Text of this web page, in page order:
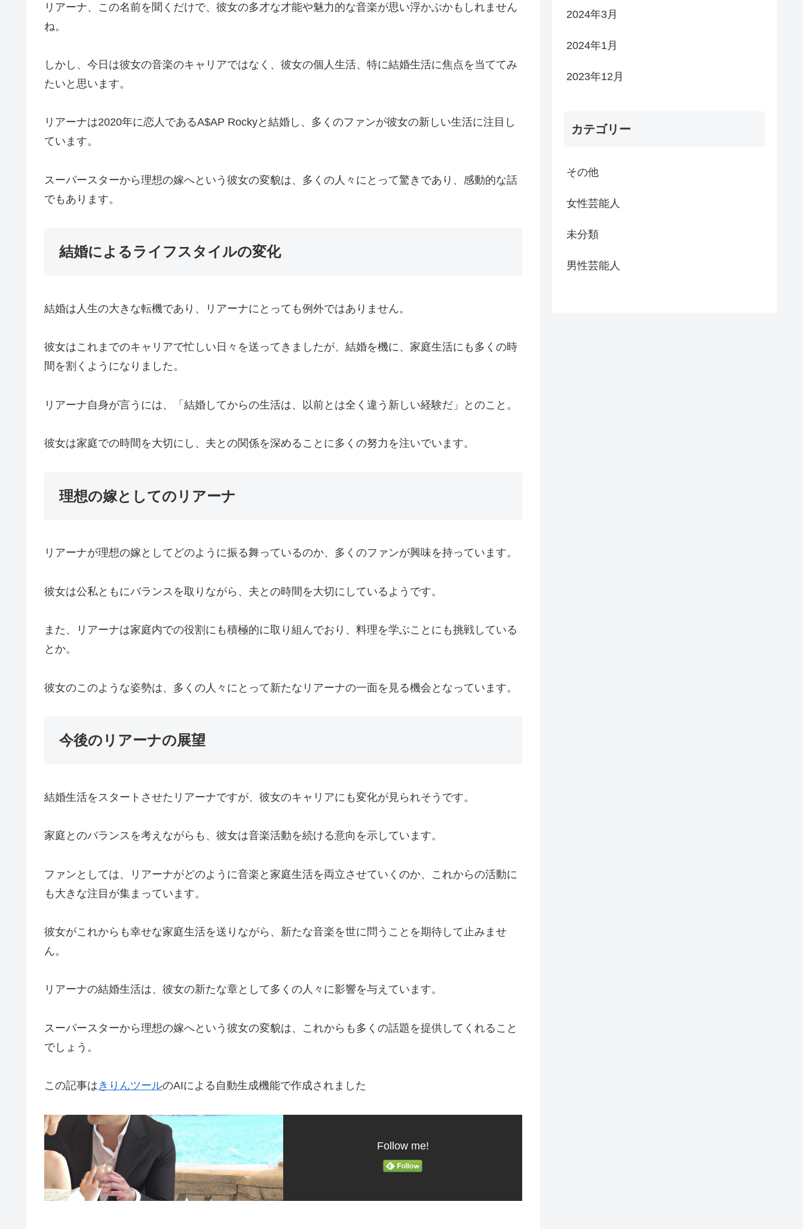
リアーナ、この名前を聞くだけで、彼女の多才な才能や魅力的な音楽が思い浮かぶかもしれません
ね。
しかし、今日は彼女の音楽のキャリアではなく、彼女の個人生活、特に結婚生活に焦点を当ててみ
たいと思います。
リアーナは2020年に恋人であるA$AP Rockyと結婚し、多くのファンが彼女の新しい生活に注目し
ています。
スーパースターから理想の嫁へという彼女の変貌は、多くの人々にとって驚きであり、感動的な話
でもあります。
結婚によるライフスタイルの変化
結婚は人生の大きな転機であり、リアーナにとっても例外ではありません。
彼女はこれまでのキャリアで忙しい日々を送ってきましたが、結婚を機に、家庭生活にも多くの時
間を割くようになりました。
リアーナ自身が言うには、「結婚してからの生活は、以前とは全く違う新しい経験だ」とのこと。
彼女は家庭での時間を大切にし、夫との関係を深めることに多くの努力を注いでいます。
理想の嫁としてのリアーナ
リアーナが理想の嫁としてどのように振る舞っているのか、多くのファンが興味を持っています。
彼女は公私ともにバランスを取りながら、夫との時間を大切にしているようです。
また、リアーナは家庭内での役割にも積極的に取り組んでおり、料理を学ぶことにも挑戦している
とか。
彼女のこのような姿勢は、多くの人々にとって新たなリアーナの一面を見る機会となっています。
今後のリアーナの展望
結婚生活をスタートさせたリアーナですが、彼女のキャリアにも変化が見られそうです。
家庭とのバランスを考えながらも、彼女は音楽活動を続ける意向を示しています。
ファンとしては、リアーナがどのように音楽と家庭生活を両立させていくのか、これからの活動に
も大きな注目が集まっています。
彼女がこれからも幸せな家庭生活を送りながら、新たな音楽を世に問うことを期待して止みませ
ん。
リアーナの結婚生活は、彼女の新たな章として多くの人々に影響を与えています。
スーパースターから理想の嫁へという彼女の変貌は、これからも多くの話題を提供してくれること
でしょう。
この記事はきりんツールのAIによる自動生成機能で作成されました
Follow me!
2024年3月
2024年1月
2023年12月
カテゴリー
その他
女性芸能人
未分類
男性芸能人